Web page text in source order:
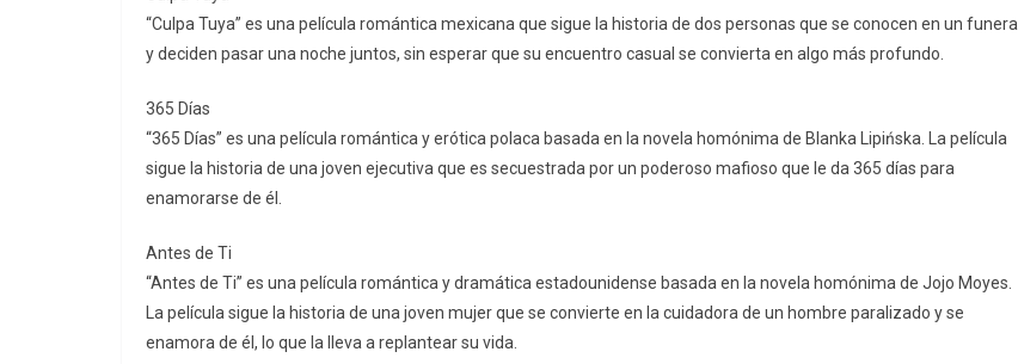
“Culpa Tuya” es una película romántica mexicana que sigue la historia de dos personas que se conocen en un funeral
y deciden pasar una noche juntos, sin esperar que su encuentro casual se convierta en algo más profundo.
365 Días
“365 Días” es una película romántica y erótica polaca basada en la novela homónima de Blanka Lipińska. La película
sigue la historia de una joven ejecutiva que es secuestrada por un poderoso mafioso que le da 365 días para
enamorarse de él.
Antes de Ti
“Antes de Ti” es una película romántica y dramática estadounidense basada en la novela homónima de Jojo Moyes.
La película sigue la historia de una joven mujer que se convierte en la cuidadora de un hombre paralizado y se
enamora de él, lo que la lleva a replantear su vida.